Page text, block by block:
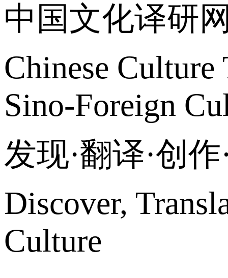
中国文化译研
Chinese
Sino-Foreign
发现·翻译·创
Discover,
Culture